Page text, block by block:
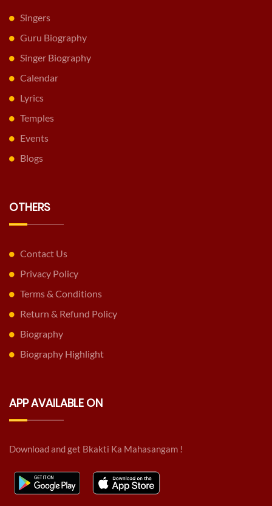
Singers
Guru Biography
Singer Biography
Calendar
Lyrics
Temples
Events
Blogs
OTHERS
Contact Us
Privacy Policy
Terms & Conditions
Return & Refund Policy
Biography
Biography Highlight
APP AVAILABLE ON
Download and get Bkakti Ka Mahasangam !